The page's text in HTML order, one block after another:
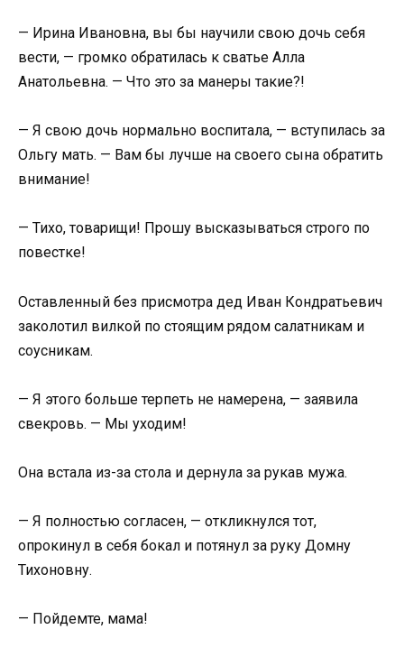
— Ирина Ивановна, вы бы научили свою дочь себя
вести, — громко обратилась к сватье Алла
Анатольевна. — Что это за манеры такие?!
— Я свою дочь нормально воспитала, — вступилась за
Ольгу мать. — Вам бы лучше на своего сына обратить
внимание!
— Тихо, товарищи! Прошу высказываться строго по
повестке!
Оставленный без присмотра дед Иван Кондратьевич
заколотил вилкой по стоящим рядом салатникам и
соусникам.
— Я этого больше терпеть не намерена, — заявила
свекровь. — Мы уходим!
Она встала из-за стола и дернула за рукав мужа.
— Я полностью согласен, — откликнулся тот,
опрокинул в себя бокал и потянул за руку Домну
Тихоновну.
— Пойдемте, мама!